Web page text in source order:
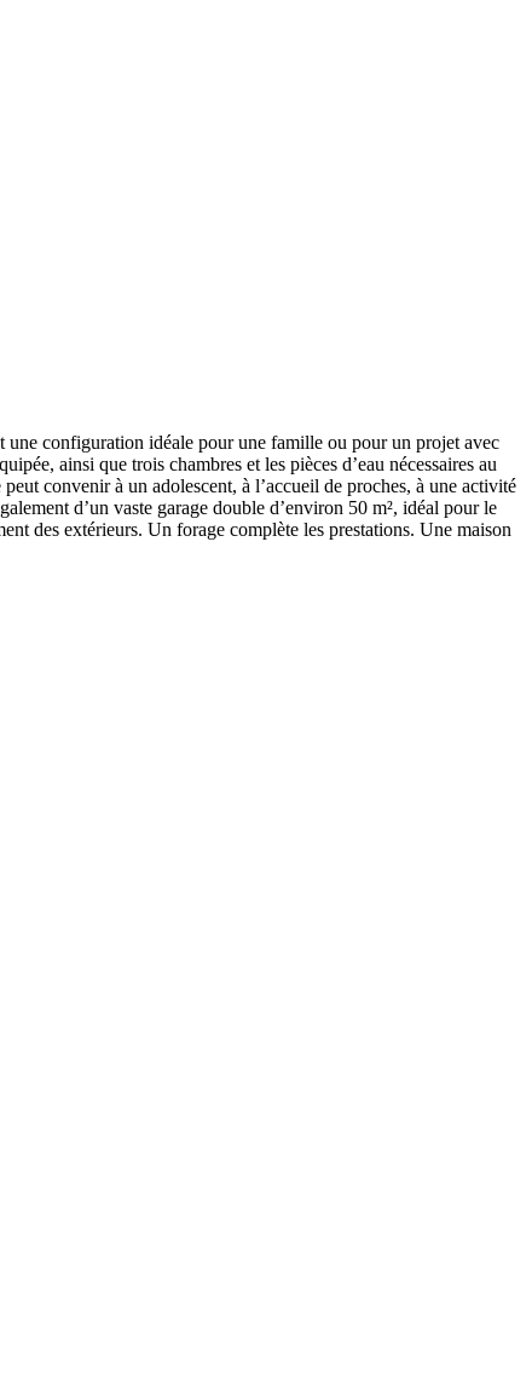
une configuration idéale pour une famille ou pour un projet avec
ainsi que trois chambres et les pièces d’eau nécessaires au
convenir à un adolescent, à l’accueil de proches, à une activité
d’un vaste garage double d’environ 50 m², idéal pour le
des extérieurs. Un forage complète les prestations. Une maison